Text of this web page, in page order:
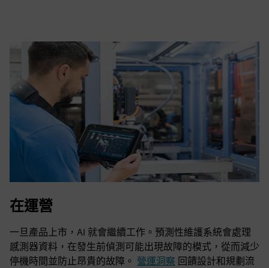
在運營
一旦產品上市，AI 就會繼續工作。預測性維護系統會處理
感測器資料，在發生前偵測可能出現故障的模式，從而減少
停機時間並防止昂貴的故障。 營運洞察 回饋設計和規劃流